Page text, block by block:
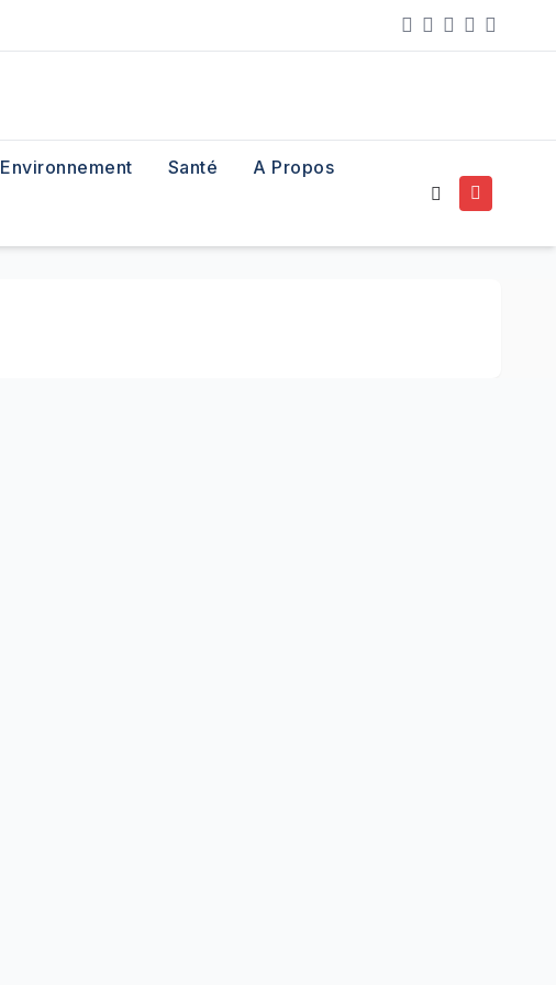
Environnement Santé A Propos